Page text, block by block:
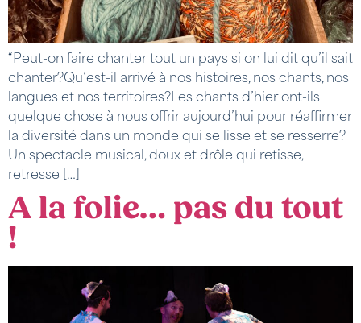
“Peut-on faire chanter tout un pays si on lui dit qu’il sait
chanter?Qu’est-il arrivé à nos histoires, nos chants, nos
langues et nos territoires?Les chants d’hier ont-ils
quelque chose à nous offrir aujourd’hui pour réaffirmer
la diversité dans un monde qui se lisse et se resserre?
Un spectacle musical, doux et drôle qui retisse,
retresse […]
A la folie… pas du tout
!